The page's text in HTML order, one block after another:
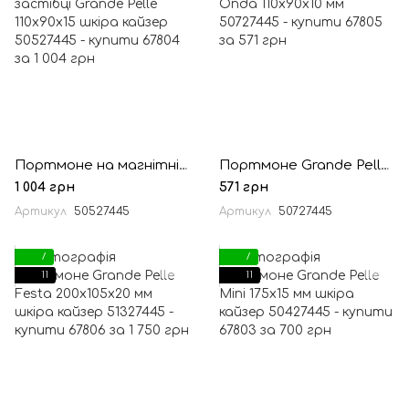
Портмоне на магнітній застібці Grande Pelle 110x90x15 шкіра кайзер
1 004 грн
Артикул 50527445
Портмоне Grande Pelle Onda 110х90х10 мм
571 грн
Артикул 50727445
7
11
7
11